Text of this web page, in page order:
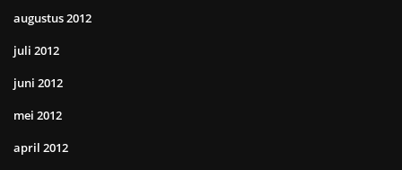
augustus 2012
juli 2012
juni 2012
mei 2012
april 2012